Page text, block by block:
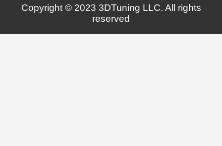
Copyright © 2023 3DTuning LLC. All rights
reserved